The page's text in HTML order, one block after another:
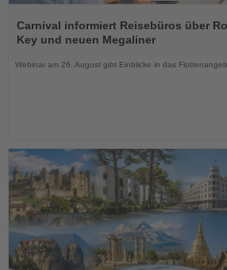
Sie
die
Nachrichten
Carnival informiert Reisebüros über
Key und neuen Megaliner
Webinar am 26. August gibt Einblicke in das